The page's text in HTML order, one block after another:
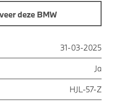
deze BMW
31-03-2025
Ja
HJL-57-Z